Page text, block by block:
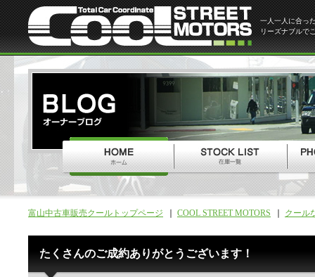
一人一人に合っ
リーズナブルで
富山中古車販売クールトップページ COOL STREET MOTORS クール
たくさんのご成約ありがとうございます！